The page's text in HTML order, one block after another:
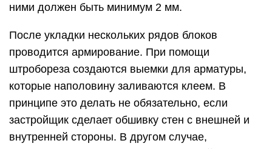
ними должен быть минимум 2 мм.
После укладки нескольких рядов блоков
проводится армирование. При помощи
штробореза создаются выемки для арматуры,
которые наполовину заливаются клеем. В
принципе это делать не обязательно, если
застройщик сделает обшивку стен с внешней и
внутренней стороны. В другом случае,